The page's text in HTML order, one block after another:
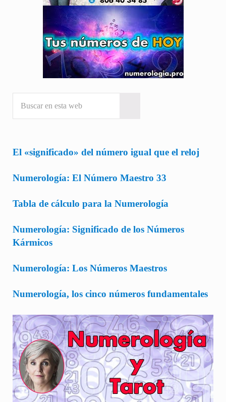
El «significado» del número igual que el reloj
Numerología: El Número Maestro 33
Tabla de cálculo para la Numerología
Numerología: Significado de los Números
Kármicos
Numerología: Los Números Maestros
Numerología, los cinco números fundamentales